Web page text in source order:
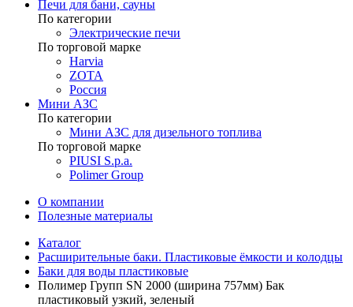
Печи для бани, сауны
По категории
Электрические печи
По торговой марке
Harvia
ZOTA
Россия
Мини АЗС
По категории
Мини АЗС для дизельного топлива
По торговой марке
PIUSI S.p.a.
Polimer Group
О компании
Полезные материалы
Каталог
Расширительные баки. Пластиковые ёмкости и колодцы
Баки для воды пластиковые
Полимер Групп SN 2000 (ширина 757мм) Бак
пластиковый узкий, зеленый